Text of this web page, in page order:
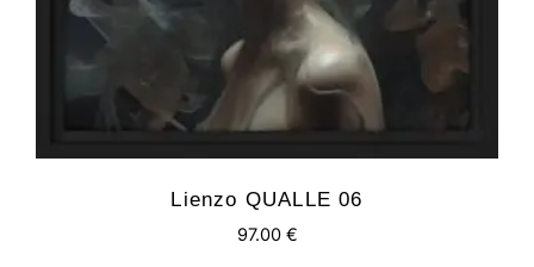
Lienzo QUALLE 06
97.00 €